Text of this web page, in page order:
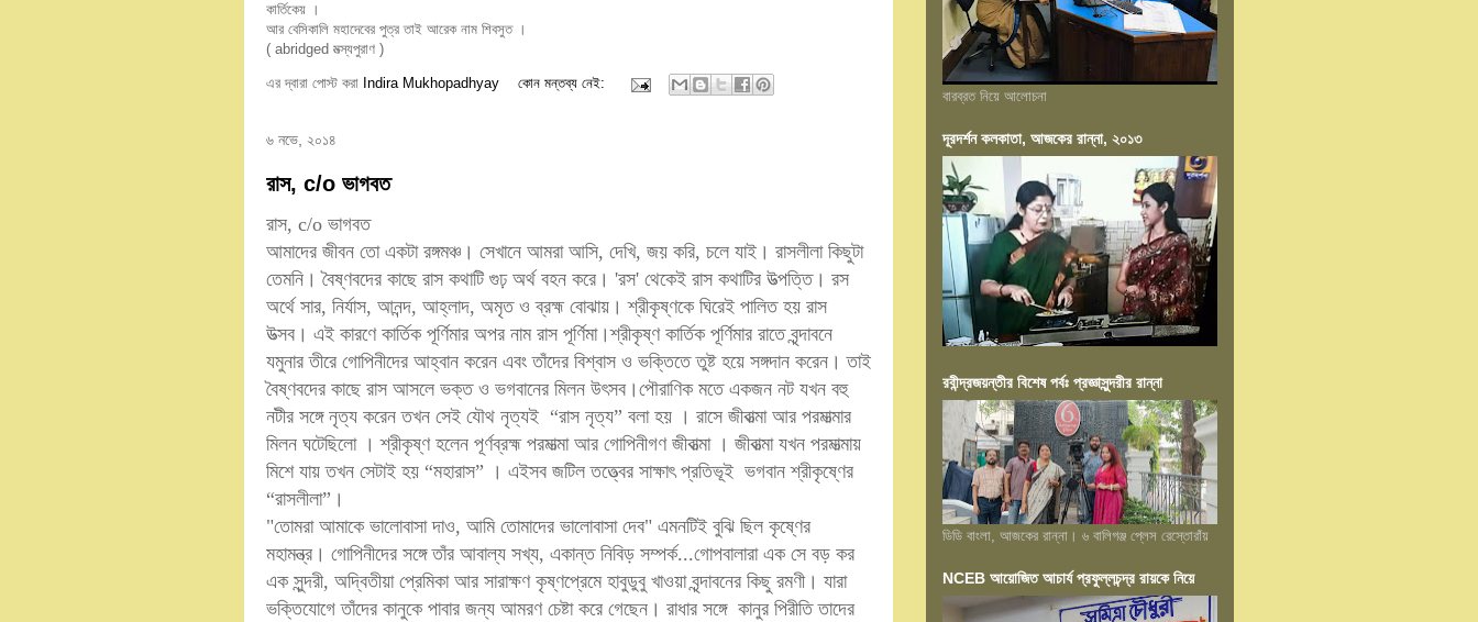
কার্তিকেয় ।
আর বেসিকালি মহাদেবের পুত্র তাই আরেক নাম শিবসুত ।
( abridged মত্স্যপুরাণ )
এর দ্বারা পোস্ট করা Indira Mukhopadhyay কোন মন্তব্য নেই:
৬ নভে, ২০১৪
রাস, c/o ভাগবত
রাস, c/o ভাগবত
আমাদের জীবন তো একটা রঙ্গমঞ্চ। সেখানে আমরা আসি, দেখি, জয় করি, চলে যাই। রাসলীলা কিছুটা
তেমনি। বৈষ্ণবদের কাছে রাস কথাটি গুঢ় অর্থ বহন করে। 'রস' থেকেই রাস কথাটির উত্‍পত্তি। রস
অর্থে সার, নির্যাস, আনন্দ, আহ্লাদ, অমৃত ও ব্রহ্ম বোঝায়। শ্রীকৃষ্ণকে ঘিরেই পালিত হয় রাস
উত্‍‌সব। এই কারণে কার্তিক পূর্ণিমার অপর নাম রাস পূর্ণিমা।শ্রীকৃষ্ণ কার্তিক পূর্ণিমার রাতে বৃন্দাবনে
যমুনার তীরে গোপিনীদের আহ্বান করেন এবং তাঁদের বিশ্বাস ও ভক্তিতে তুষ্ট হয়ে সঙ্গদান করেন। তাই
বৈষ্ণবদের কাছে রাস আসলে ভক্ত ও ভগবানের মিলন উৎসব।পৌরাণিক মতে একজন নট যখন বহু
নটীর সঙ্গে নৃত্য করেন তখন সেই যৌথ নৃত্যই “রাস নৃত্য” বলা হয় । রাসে জীবাত্মা আর পরমাত্মার
মিলন ঘটেছিলো । শ্রীকৃষ্ণ হলেন পূর্ণব্রহ্ম পরমাত্মা আর গোপিনীগণ জীবাত্মা । জীবাত্মা যখন পরমাত্মায়
মিশে যায় তখন সেটাই হয় “মহারাস” । এইসব জটিল তত্ত্বের সাক্ষাৎ প্রতিভূই ভগবান শ্রীকৃষ্ণের
“রাসলীলা”।
"তোমরা আমাকে ভালোবাসা দাও, আমি তোমাদের ভালোবাসা দেব" এমনটিই বুঝি ছিল কৃষ্ণের
মহামন্ত্র। গোপিনীদের সঙ্গে তাঁর আবাল্য সখ্য, একান্ত নিবিড় সম্পর্ক...গোপবালারা এক সে বড় কর
এক সুন্দরী, অদ্বিতীয়া প্রেমিকা আর সারাক্ষণ কৃষ্ণপ্রেমে হাবুডুবু খাওয়া বৃন্দাবনের কিছু রমণী। যারা
ভক্তিযোগে তাঁদের কানুকে পাবার জন্য আমরণ চেষ্টা করে গেছেন। রাধার সঙ্গে কানুর পিরীতি তাদের
বারব্রত নিয়ে আলোচনা
দূরদর্শন কলকাতা, আজকের রান্না, ২০১৩
রবীন্দ্রজয়ন্তীর বিশেষ পর্বঃ প্রজ্ঞাসুন্দরীর রান্না
ডিডি বাংলা, আজকের রান্না। ৬ বালিগঞ্জ প্লেস রেস্তোরাঁয়
NCEB আয়োজিত আচার্য প্রফুল্লচন্দ্র রায়কে নিয়ে